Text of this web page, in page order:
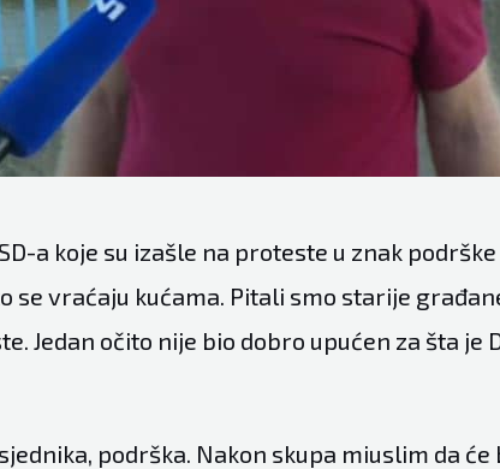
a koje su izašle na proteste u znak podrške
se vraćaju kućama. Pitali smo starije
Jedan očito nije bio dobro upućen za šta je
podrška. Nakon skupa miuslim da će